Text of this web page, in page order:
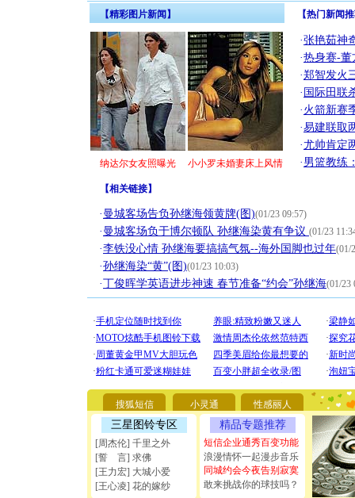
【精彩图片新闻】
纳达尔女友照曝光 小小罗未婚妻床上风情
【热门新闻
·张艳茹神
·热身赛-董
·郑智发火
· 国际田联
· 火箭新赛
·易建联取
·尤帅肯定
· 男篮教练
【相关链接】
· 曼城客场告负孙继海领黄牌(图)(01/23 09:57)
· 曼城客场负于博尔顿队 孙继海染黄有争议 (01/23
·李铁没心情 孙继海要搞搞气氛--海外国脚也过年(01/
·孙继海染“黄”(图)(01/23 10:03)
·丁俊晖学英语进步神速 春节准备“约会”孙继海(01/23
搜狐短信 小灵通 性感丽人
三星图铃专区
[周杰伦] 千里之外
[誓 言] 求佛
[王力宏] 大城小爱
[王心凌] 花的嫁纱
精品专题推荐
短信企业通秀百变功能
浪漫情怀一起漫步音乐
同城约会今夜告别寂寞
敢来挑战你的球技吗？
[圣诞节]
要平安！
[圣诞节]
能正大光
天都要快
[圣诞节]
如意,快
[元旦]看
断电。爱